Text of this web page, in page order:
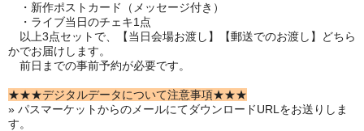
・新作ポストカード（メッセージ付き）
・ライブ当日のチェキ1点
以上3点セットで、【当日会場お渡し】【郵送でのお渡し】どちら
かでお届けします。
前日までの事前予約が必要です。
★★★デジタルデータについて注意事項★★★
» パスマーケットからのメールにてダウンロードURLをお送りしま
す。